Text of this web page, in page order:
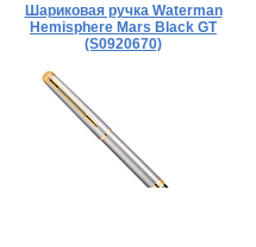
Шариковая ручка Waterman
Hemisphere Mars Black GT
(S0920670)